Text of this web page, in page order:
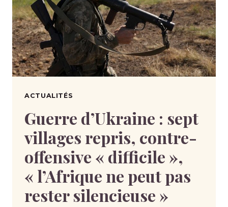
ACTUALITÉS
Guerre d’Ukraine : sept
villages repris, contre-
offensive « difficile »,
« l’Afrique ne peut pas
rester silencieuse »